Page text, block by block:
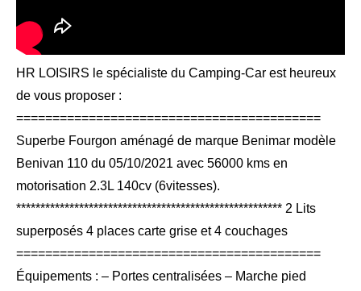
HR LOISIRS le spécialiste du Camping-Car est heureux
de vous proposer :
==========================================
Superbe Fourgon aménagé de marque Benimar modèle
Benivan 110 du 05/10/2021 avec 56000 kms en
motorisation 2.3L 140cv (6vitesses).
******************************************************* 2 Lits
superposés 4 places carte grise et 4 couchages
==========================================
Équipements : – Portes centralisées – Marche pied